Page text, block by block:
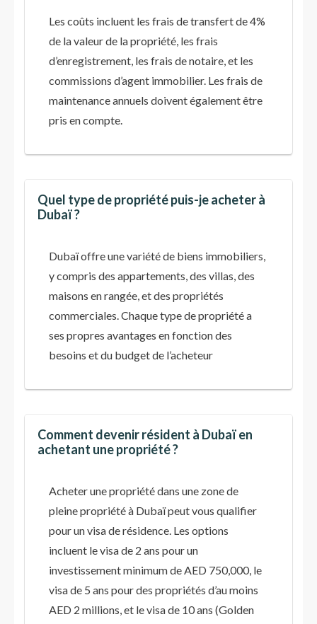
Les coûts incluent les frais de transfert de 4%
de la valeur de la propriété, les frais
d’enregistrement, les frais de notaire, et les
commissions d’agent immobilier. Les frais de
maintenance annuels doivent également être
pris en compte​.
Quel type de propriété puis-je acheter à
Dubaï ?
Dubaï offre une variété de biens immobiliers,
y compris des appartements, des villas, des
maisons en rangée, et des propriétés
commerciales. Chaque type de propriété a
ses propres avantages en fonction des
besoins et du budget de l’acheteur​
Comment devenir résident à Dubaï en
achetant une propriété ?
Acheter une propriété dans une zone de
pleine propriété à Dubaï peut vous qualifier
pour un visa de résidence. Les options
incluent le visa de 2 ans pour un
investissement minimum de AED 750,000, le
visa de 5 ans pour des propriétés d’au moins
AED 2 millions, et le visa de 10 ans (Golden